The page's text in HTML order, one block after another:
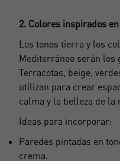
2. Colores inspirados
Los tonos tierra y los
Mediterráneo serán los
Terracotas, beige,
utilizan para crear
calma y la belleza de la
Ideas para incorporar:
Paredes pintadas en
crema.